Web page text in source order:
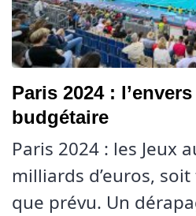
Paris 2024 :
budgétaire
Paris 2024 : les Jeux
milliards d’euros,
que prévu. Un